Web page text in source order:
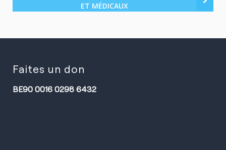
ET MÉDICAUX
Faites un don
BE90 0016 0298 6432